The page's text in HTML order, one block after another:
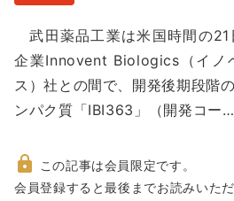
に
動
武田薬品工業は米国時間の21
企業Innovent Biologics（イノ
ス）社との間で、開発後期段階
ンパク質「IBI363」（開発コー…
非
この記事は会員限定です。
会員登録すると最後までお読みいただ